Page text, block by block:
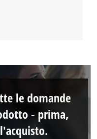
le domande
- prima,